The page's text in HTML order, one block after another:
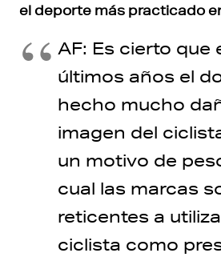
el deporte más practicado
AF: Es cierto que
últimos años el
hecho mucho
imagen del
un motivo de
cual las marcas
reticentes a
ciclista como